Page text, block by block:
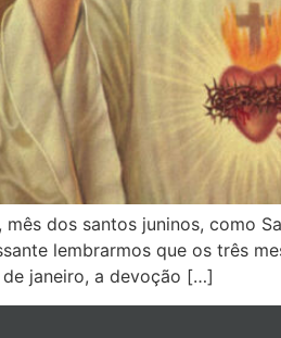
mês dos santos juninos, como
lembrarmos que os três
janeiro, a devoção […]